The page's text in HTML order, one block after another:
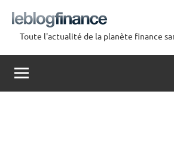
contenu
Le
Blog
Finance
Toute l'actualité de la planète finance